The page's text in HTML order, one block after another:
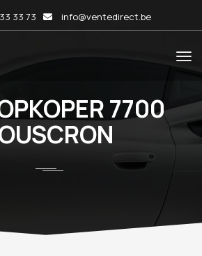
33 73 info@ventedirect.be
7700